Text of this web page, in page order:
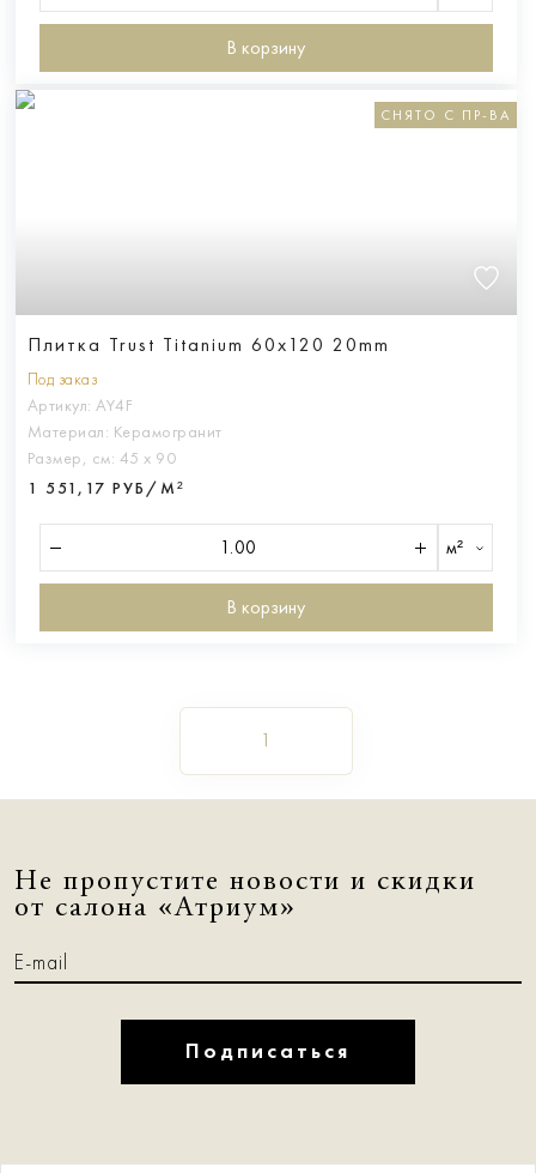
В корзину
СНЯТО С ПР-ВА
Плитка Trust Titanium 60x120 20mm
Под заказ
Артикул: AY4F
Материал: Керамогранит
Размер, см: 45 х 90
1 551,17 РУБ/М²
м²
В корзину
1
Не пропустите новости и скидки
от салона «Атриум»
Подписаться